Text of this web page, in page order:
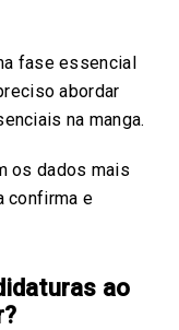
fase essencial
abordar
na manga.
os dados mais
confirma e
ao